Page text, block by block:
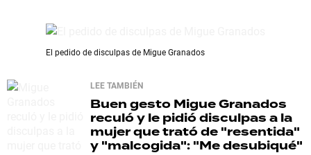
El pedido de disculpas de Migue Granados
LEE TAMBIÉN
Buen gesto Migue Granados
reculó y le pidió disculpas a la
mujer que trató de "resentida"
y "malcogida": "Me desubiqué"